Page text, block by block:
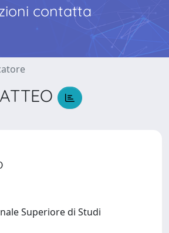
contatta
Superiore di Studi